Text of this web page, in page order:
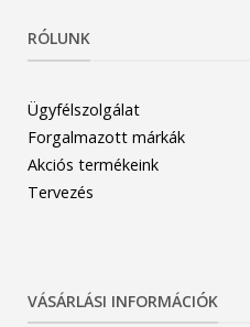
RÓLUNK
Ügyfélszolgálat
Forgalmazott márkák
Akciós termékeink
Tervezés
VÁSÁRLÁSI INFORMÁCIÓK